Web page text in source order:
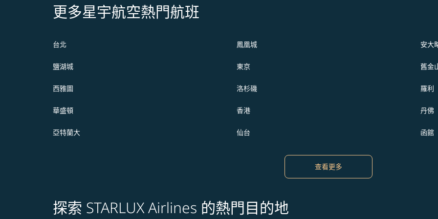
更多星宇航空熱門航班
台北 鳳凰城 安大
鹽湖城 東京 舊金
西雅圖 洛杉磯 羅利
華盛頓 香港 丹佛
亞特蘭大 仙台 函館
查看更多
探索 STARLUX Airlines 的熱門目的地